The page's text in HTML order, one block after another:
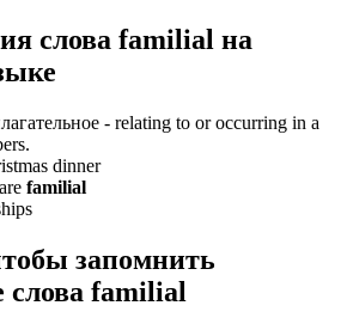
слова familial на
- relating to or occurring in a
dinner
familial
запомнить
familial